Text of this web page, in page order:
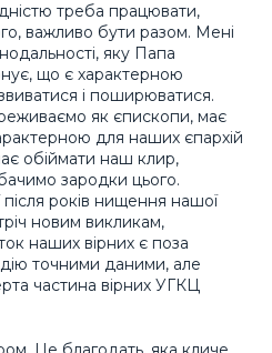
треба працювати,
важливо бути разом. Мені
яку Папа
що є характерною
і поширюватися.
як єпископи, має
для наших єпархій
обіймати наш клир,
зародки цього.
років нищення нашої
новим викликам,
наших вірних є поза
точними даними, але
частина вірних УГКЦ